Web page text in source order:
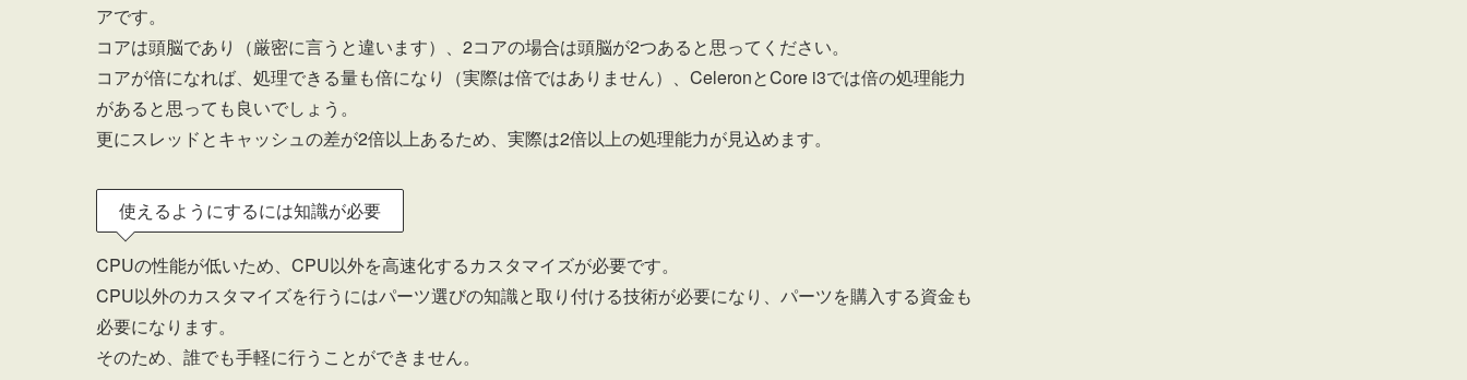
アです。
コアは頭脳であり（厳密に言うと違います）、2コアの場合は頭脳が2つあると思ってください。
コアが倍になれば、処理できる量も倍になり（実際は倍ではありません）、CeleronとCore i3では倍の処理能力
があると思っても良いでしょう。
更にスレッドとキャッシュの差が2倍以上あるため、実際は2倍以上の処理能力が見込めます。
使えるようにするには知識が必要
CPUの性能が低いため、CPU以外を高速化するカスタマイズが必要です。
CPU以外のカスタマイズを行うにはパーツ選びの知識と取り付ける技術が必要になり、パーツを購入する資金も
必要になります。
そのため、誰でも手軽に行うことができません。